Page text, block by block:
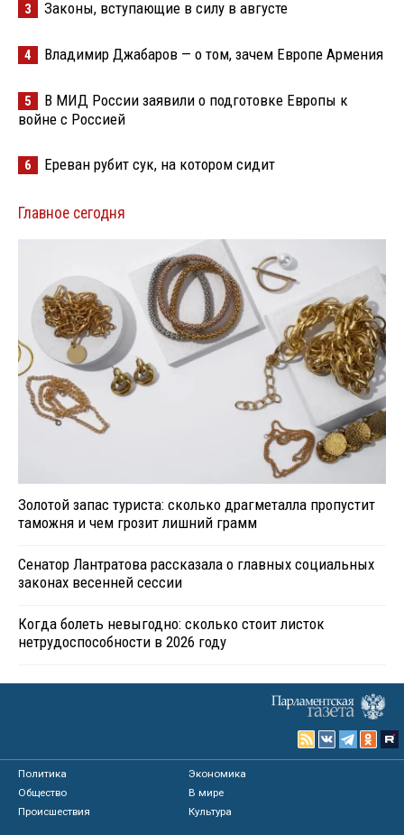
3 Законы, вступающие в силу в августе
4 Владимир Джабаров — о том, зачем Европе Армения
5
В МИД России заявили о подготовке Европы к
войне с Россией
6 Ереван рубит сук, на котором сидит
Главное сегодня
Золотой запас туриста: сколько драгметалла пропустит
таможня и чем грозит лишний грамм
Сенатор Лантратова рассказала о главных социальных
законах весенней сессии
Когда болеть невыгодно: сколько стоит листок
нетрудоспособности в 2026 году
Политика
Экономика
Общество
В мире
Происшествия
Культура